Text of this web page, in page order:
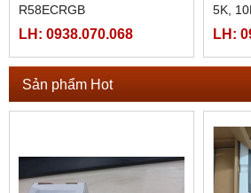
R58ECRGB
LH: 0938.070.068
5K,
LH:
Sản phẩm Hot